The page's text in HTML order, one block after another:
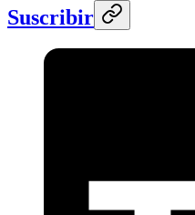
Suscribir